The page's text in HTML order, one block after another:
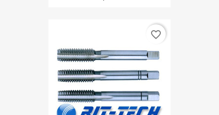
favorite_border